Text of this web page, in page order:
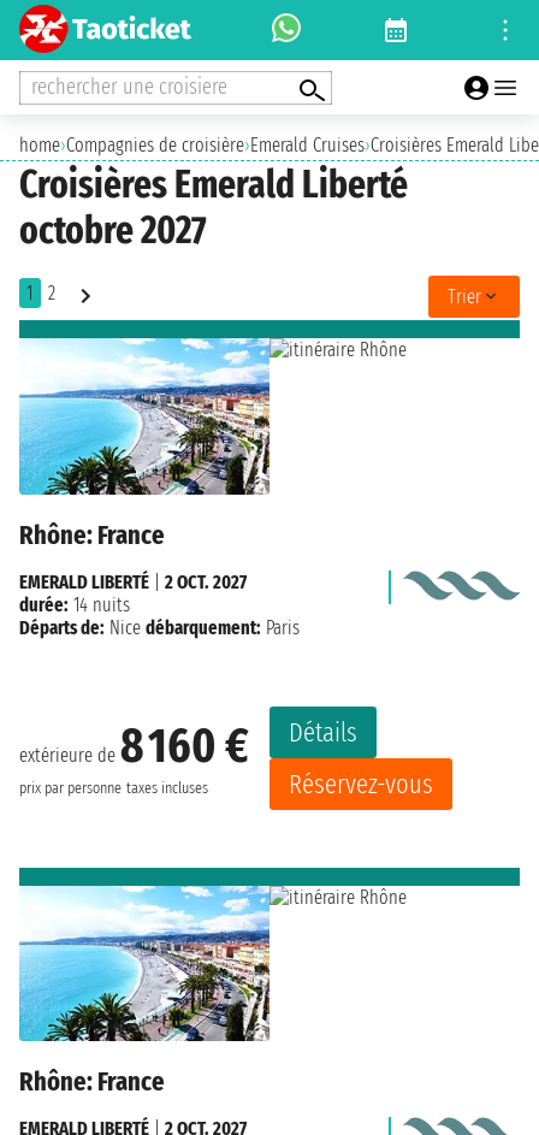
rechercher une croisiere
home›Compagnies de croisière›Emerald Cruises›Croisières Emerald
Croisières Emerald Liberté
octobre 2027
1 2 Trier
Rhône: France
extérieure de 8 160 €
prix par personne taxes incluses
Détails
Réservez-vous
EMERALD LIBERTÉ
2 OCT. 2027
durée: 14 nuits
Départs de: Nice débarquement: Paris
Rhône: France
EMERALD LIBERTÉ
2 OCT. 2027